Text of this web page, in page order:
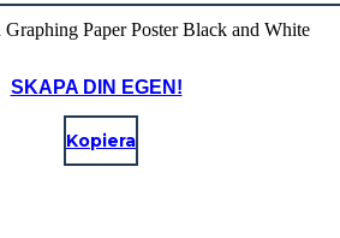
SKAPA DIN EGEN!
Kopiera